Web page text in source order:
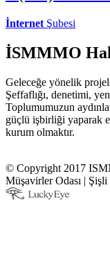
İnternet Şubesi
İSMMMO
Geleceğe yönelik
Şeffaflığı, denetimi,
Toplumumuzun
güçlü işbirliği yaparak
kurum olmaktır.
© Copyright 2017
Müşavirler Odası |